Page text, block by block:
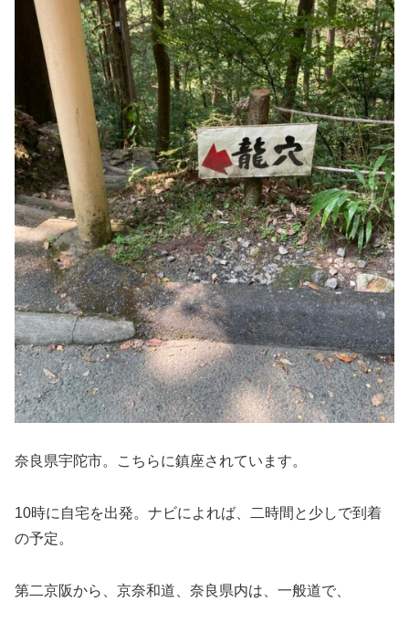
奈良県宇陀市。こちらに鎮座されています。
10時に自宅を出発。ナビによれば、二時間と少しで到着
の予定。
第二京阪から、京奈和道、奈良県内は、一般道で、